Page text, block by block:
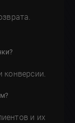
конверсии.
и их